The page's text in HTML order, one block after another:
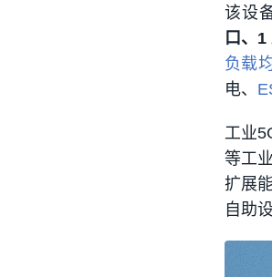
该设
口、
负载
电、
工业
等工
扩展
自助